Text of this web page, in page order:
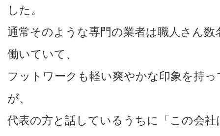
した。
通常そのような専門の業者は職人さん数
働いていて、
フットワークも軽い爽やかな印象を持
が、
代表の方と話しているうちに「この会社